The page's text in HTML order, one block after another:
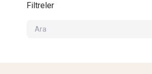
Filtreler